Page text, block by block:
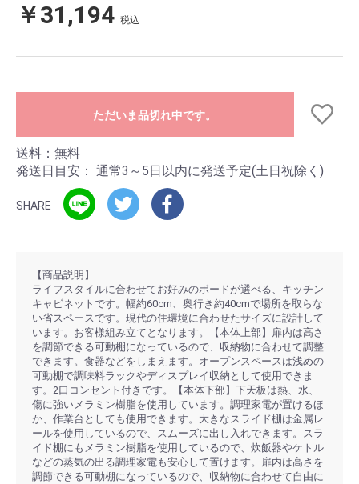
￥31,194 税込
ただいま品切れ中です。
送料：無料
発送日目安： 通常3～5日以内に発送予定(土日祝除く)
SHARE
【商品説明】
ライフスタイルに合わせてお好みのボードが選べる、キッチン
キャビネットです。幅約60cm、奥行き約40cmで場所を取らな
い省スペースです。現代の住環境に合わせたサイズに設計して
います。お客様組み立てとなります。【本体上部】扉内は高さ
を調節できる可動棚になっているので、収納物に合わせて調整
できます。食器などをしまえます。オープンスペースは浅めの
可動棚で調味料ラックやディスプレイ収納として使用できま
す。2口コンセント付きです。【本体下部】下天板は熱、水、
傷に強いメラミン樹脂を使用しています。調理家電が置けるほ
か、作業台としても使用できます。大きなスライド棚は金属レ
ールを使用しているので、スムーズに出し入れできます。スラ
イド棚にもメラミン樹脂を使用しているので、炊飯器やケトル
などの蒸気の出る調理家電も安心して置けます。扉内は高さを
調節できる可動棚になっているので、収納物に合わせて自由に